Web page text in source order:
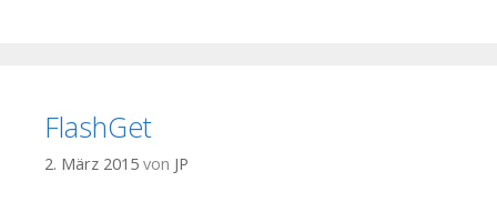
FlashGet
2. März 2015 von JP